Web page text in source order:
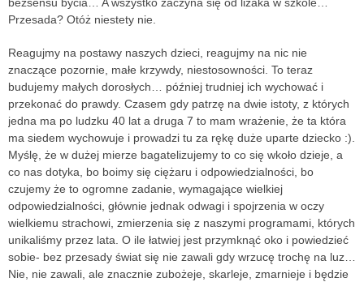
bezsensu bycia… A wszystko zaczyna się od lizaka w szkole…
Przesada? Otóż niestety nie.
Reagujmy na postawy naszych dzieci, reagujmy na nic nie
znaczące pozornie, małe krzywdy, niestosowności. To teraz
budujemy małych dorosłych… później trudniej ich wychować i
przekonać do prawdy. Czasem gdy patrzę na dwie istoty, z których
jedna ma po ludzku 40 lat a druga 7 to mam wrażenie, że ta która
ma siedem wychowuje i prowadzi tu za rękę duże uparte dziecko :).
Myślę, że w dużej mierze bagatelizujemy to co się wkoło dzieje, a
co nas dotyka, bo boimy się ciężaru i odpowiedzialności, bo
czujemy że to ogromne zadanie, wymagające wielkiej
odpowiedzialności, głównie jednak odwagi i spojrzenia w oczy
wielkiemu strachowi, zmierzenia się z naszymi programami, których
unikaliśmy przez lata. O ile łatwiej jest przymknąć oko i powiedzieć
sobie- bez przesady świat się nie zawali gdy wrzucę trochę na luz…
Nie, nie zawali, ale znacznie zubożeje, skarleje, zmarnieje i będzie